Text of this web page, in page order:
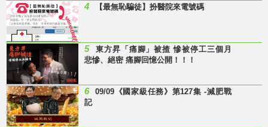
4 【最無恥騙徒】扮醫院來電號碼
5
東方昇「痛腳」被揸 慘被停工三個月
悲慘、絕密 痛腳回憶公開！！！
6
09/09《國家級任務》第127集 -減肥戰
記